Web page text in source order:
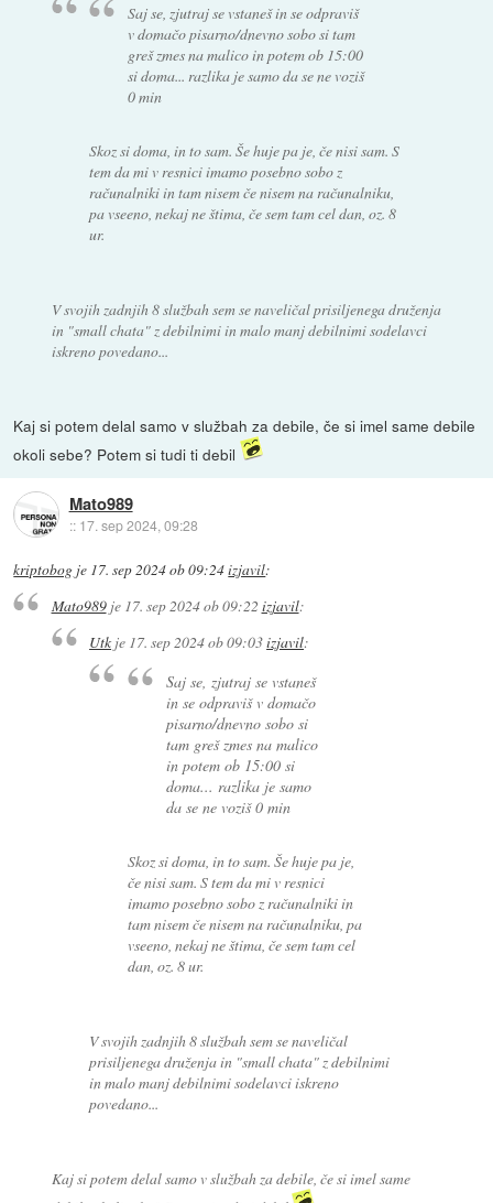
Saj se, zjutraj se vstaneš in se odpraviš
v domačo pisarno/dnevno sobo si tam
greš zmes na malico in potem ob 15:00
si doma... razlika je samo da se ne voziš
0 min
Skoz si doma, in to sam. Še huje pa je, če nisi sam. S
tem da mi v resnici imamo posebno sobo z
računalniki in tam nisem če nisem na računalniku,
pa vseeno, nekaj ne štima, če sem tam cel dan, oz. 8
ur.
V svojih zadnjih 8 službah sem se naveličal prisiljenega druženja
in "small chata" z debilnimi in malo manj debilnimi sodelavci
iskreno povedano...
Kaj si potem delal samo v službah za debile, če si imel same debile
okoli sebe? Potem si tudi ti debil
Mato989
:: 17. sep 2024, 09:28
kriptobog je 17. sep 2024 ob 09:24izjavil:
Mato989je 17. sep 2024 ob 09:22 izjavil:
Utk je 17. sep 2024 ob 09:03izjavil:
Saj se, zjutraj se vstaneš
in se odpraviš v domačo
pisarno/dnevno sobo si
tam greš zmes na malico
in potem ob 15:00 si
doma... razlika je samo
da se ne voziš 0 min
Skoz si doma, in to sam. Še huje pa je,
če nisi sam. S tem da mi v resnici
imamo posebno sobo z računalniki in
tam nisem če nisem na računalniku, pa
vseeno, nekaj ne štima, če sem tam cel
dan, oz. 8 ur.
V svojih zadnjih 8 službah sem se naveličal
prisiljenega druženja in "small chata" z debilnimi
in malo manj debilnimi sodelavci iskreno
povedano...
Kaj si potem delal samo v službah za debile, če si imel same